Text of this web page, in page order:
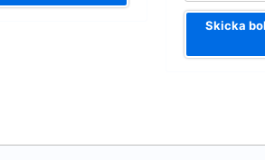
Skicka